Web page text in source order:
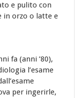
e pulito con
in orzo o latte e
fa (anni ’80),
l’esame
per ingerirle,